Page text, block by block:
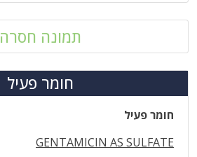
תמונה חסרה
חומר פעיל
חומר פעיל
GENTAMICIN AS SULFATE